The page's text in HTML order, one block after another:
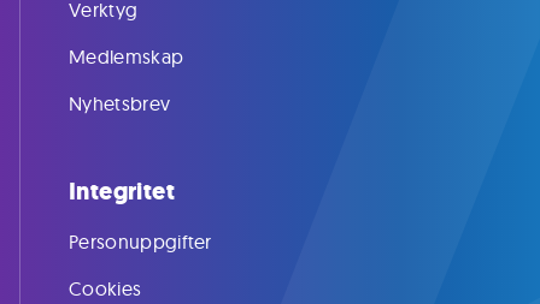
Verktyg
Medlemskap
Nyhetsbrev
Integritet
Personuppgifter
Cookies